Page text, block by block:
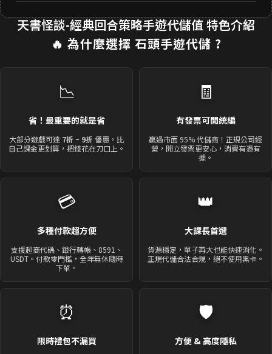
天書怪談-經典回合策略手遊代儲值 特色介紹
🔥 為什麼選擇 石頭手遊代儲 ?
📉
省！最重要的就是省
大部分遊戲可達 7折 ~ 9折 優惠，比
自己課金更划算，把錢花在刀口上。
🧾
有發票可開統編
贏過市面 95% 代儲商！正規公司經
營，開立發票更安心，消費有憑有
據。
💳
多種付款超方便
支援超商代碼、銀行轉帳、8591、
USDT。付款零門檻，全年無休隨時
下單。
👑
大課長首選
貨源穩定，單子再大也能快速消化。
正規代儲合法合規，絕不使用黑卡。
⏰
限時禮包不漏買
🛡️
方便 & 高度隱私